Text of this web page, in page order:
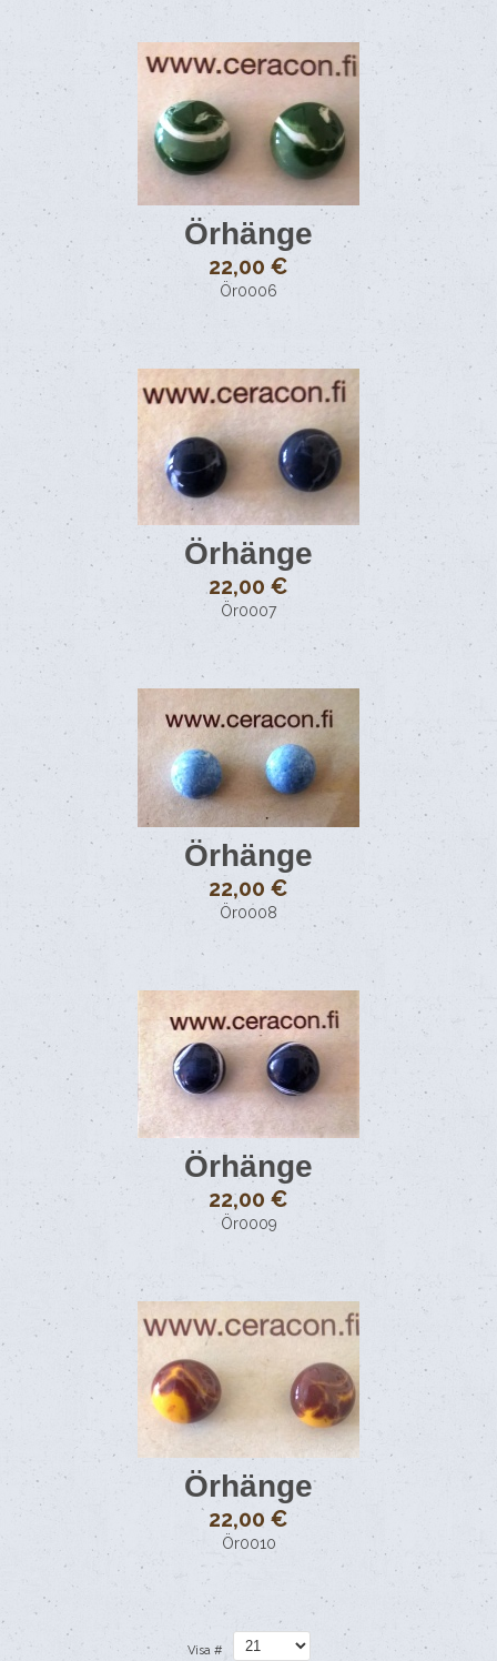
Örhänge
22,00 €
Ör0006
Örhänge
22,00 €
Ör0007
Örhänge
22,00 €
Ör0008
Örhänge
22,00 €
Ör0009
Örhänge
22,00 €
Ör0010
Visa #